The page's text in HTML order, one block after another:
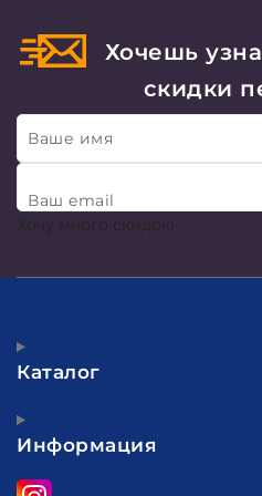
Хочешь
скидки
Ваше имя
Ваш email
Хочу много скидок!
Каталог
Информация